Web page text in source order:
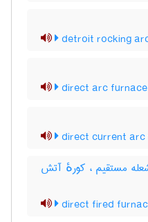
detroit rocking
direct arc furnace
direct current
مستقیم ، کورهٔ آتش
direct fired